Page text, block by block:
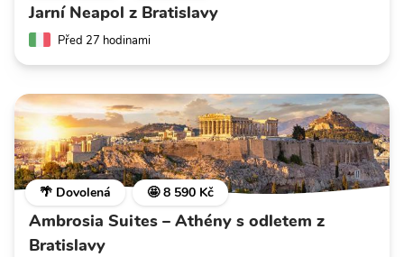
Jarní Neapol z Bratislavy
Před 27 hodinami
🌴 Dovolená 🤩 8 590 Kč
Ambrosia Suites – Athény s odletem z
Bratislavy